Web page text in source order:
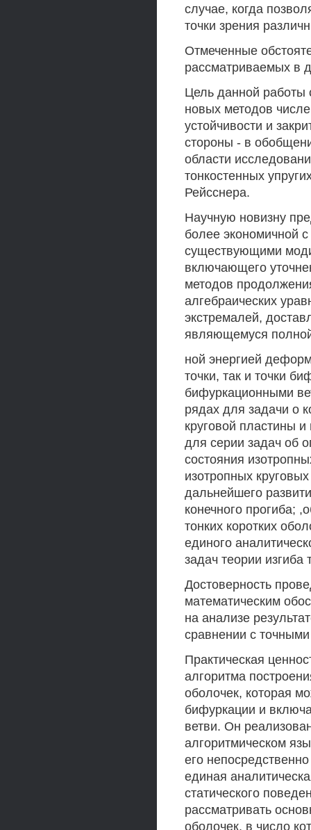
случае, когда
точки зрения
Отмеченные
рассматриваемых в
Цель данной работы
новых методов
устойчивости и
стороны - в
области
тонкостенных
Рейсснера.
Научную новизну
более экономичной
существующими
включающего
методов
алгебраических
экстремалей,
являющемуся
ной энергией
точки, так и точки
бифуркационными
рядах для задачи о
круговой пластины
для серии задач об
состояния
изотропных
дальнейшего
конечного прогиба;
тонких коротких
единого
задач теории изгиба
Достоверность
математическим
на анализе
сравнении с
Практическая
алгоритма
оболочек, которая
бифуркации и
ветви. Он
алгоритмическом
его
единая
статического
рассматривать
оболочек, в число